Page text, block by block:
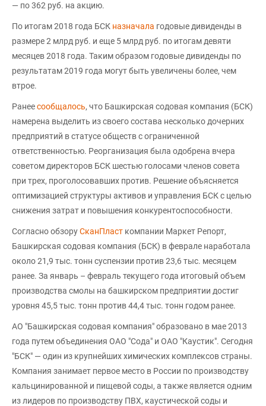
— по 362 руб. на акцию.
По итогам 2018 года БСК назначала годовые дивиденды в
размере 2 млрд руб. и еще 5 млрд руб. по итогам девяти
месяцев 2018 года. Таким образом годовые дивиденды по
результатам 2019 года могут быть увеличены более, чем
втрое.
Ранеесообщалось, что Башкирская содовая компания (БСК)
намерена выделить из своего состава несколько дочерних
предприятий в статусе обществ с ограниченной
ответственностью. Реорганизация была одобрена вчера
советом директоров БСК шестью голосами членов совета
при трех, проголосовавших против. Решение объясняется
оптимизацией структуры активов и управления БСК с целью
снижения затрат и повышения конкурентоспособности.
Согласно обзоруСканПласт компании Маркет Репорт,
Башкирская содовая компания (БСК) в феврале наработала
около 21,9 тыс. тонн суспензии против 23,6 тыс. месяцем
ранее. За январь – февраль текущего года итоговый объем
производства смолы на башкирском предприятии достиг
уровня 45,5 тыс. тонн против 44,4 тыс. тонн годом ранее.
АО "Башкирская содовая компания" образовано в мае 2013
года путем объединения ОАО "Сода" и ОАО "Каустик". Сегодня
"БСК" — один из крупнейших химических комплексов страны.
Компания занимает первое место в России по производству
кальцинированной и пищевой соды, а также является одним
из лидеров по производству ПВХ, каустической соды и